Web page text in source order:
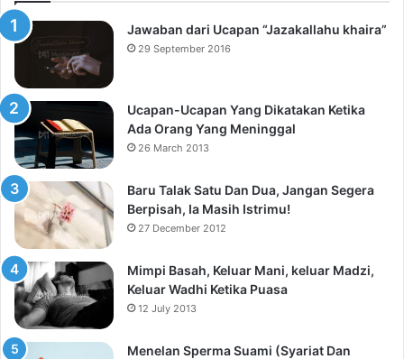
Jawaban dari Ucapan “Jazakallahu khaira”
29 September 2016
Ucapan-Ucapan Yang Dikatakan Ketika
Ada Orang Yang Meninggal
26 March 2013
Baru Talak Satu Dan Dua, Jangan Segera
Berpisah, Ia Masih Istrimu!
27 December 2012
Mimpi Basah, Keluar Mani, keluar Madzi,
Keluar Wadhi Ketika Puasa
12 July 2013
Menelan Sperma Suami (Syariat Dan